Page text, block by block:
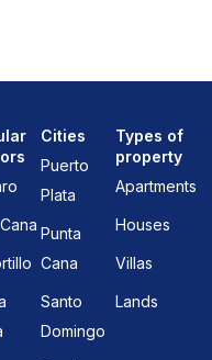
Cities
Puerto
Plata
Punta
Cana
Santo
Domingo
Types of
property
Apartments
Houses
Villas
Lands